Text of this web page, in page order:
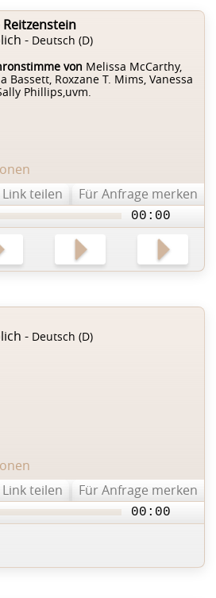
Reitzenstein
- Deutsch (D)
von Melissa McCarthy,
Bassett, Roxzane T. Mims, Vanessa
Phillips,uvm.
Link teilen
Für Anfrage merken
00:00
- Deutsch (D)
Link teilen
Für Anfrage merken
00:00